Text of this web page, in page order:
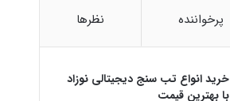
پرخواننده نظرها
خرید انواع تب سنج دیجیتالی نوزاد
با بهترین قیمت